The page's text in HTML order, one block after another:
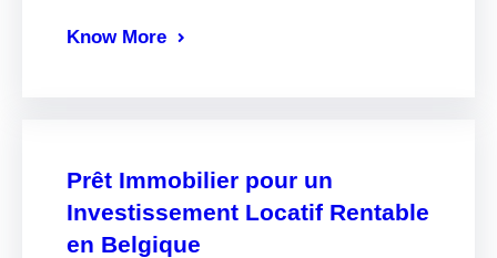
Know More
Prêt Immobilier pour un
Investissement Locatif Rentable
en Belgique